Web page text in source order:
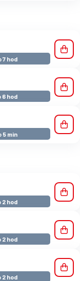
7 hod
6 hod
5 min
2 hod
2 hod
2 hod